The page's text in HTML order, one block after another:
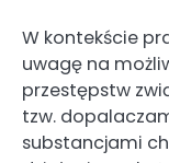
W kontekście
uwagę na
przestępstw
tzw.
substancjami